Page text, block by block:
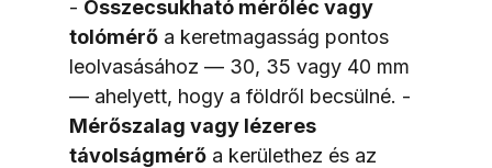
- Összecsukható mérőléc vagy
tolómérő a keretmagasság pontos
leolvasásához — 30, 35 vagy 40 mm
— ahelyett, hogy a földről becsülné. -
Mérőszalag vagy lézeres
távolságmérő a kerülethez és az